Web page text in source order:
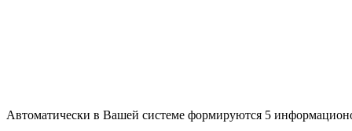
Автоматически в Вашей системе формируются 5